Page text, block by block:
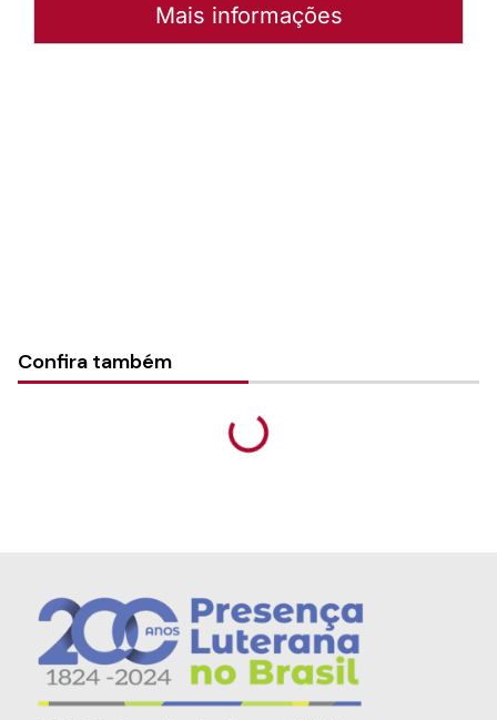
Mais informações
Confira também